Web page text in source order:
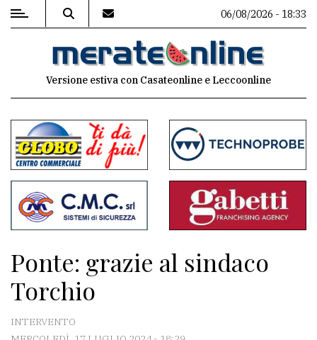
MENU
commenti
Contenuti
del
sito
Associazioni
Meteo
06/08/2026 - 18:33
Versione estiva con Casateonline e Leccoonline
Ponte: grazie al sindaco
Torchio
INTERVENTO